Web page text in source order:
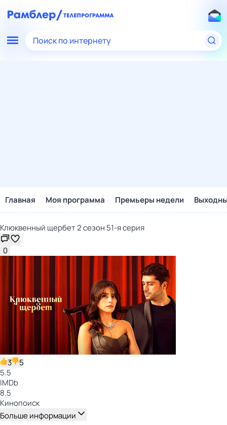
Поиск по интернету
Главная Моя программа Премьеры недели
Клюквенный щербет 2 сезон 51-я серия
0
3
5
5.5
IMDb
8.5
Кинопоиск
Больше информации